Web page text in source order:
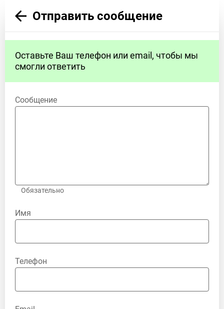
Отправить сообщение
Оставьте Ваш телефон или email, чтобы мы
смогли ответить
Сообщение
Обязательно
Имя
Телефон